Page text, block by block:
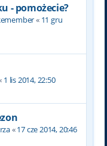
- pomożecie?
« 11 gru
1 lis 2014, 22:50
«17 cze 2014, 20:46